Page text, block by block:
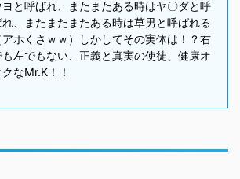
ヨと呼ばれ、またまたある時はヤ〇ダと呼
れ、またまたまたある時は草男と呼ばれる
アホくさｗｗ）しかしてその実体は！？右
も左でもない、正義と真実の使徒、健康オ
クなMr.K！！